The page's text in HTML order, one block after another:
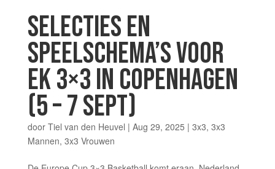
SELECTIES EN
SPEELSCHEMA’S VOOR
EK 3×3 IN COPENHAGEN
(5 – 7 SEPT)
door Tiel van den Heuvel | Aug 29, 2025 | 3x3, 3x3
Mannen, 3x3 Vrouwen